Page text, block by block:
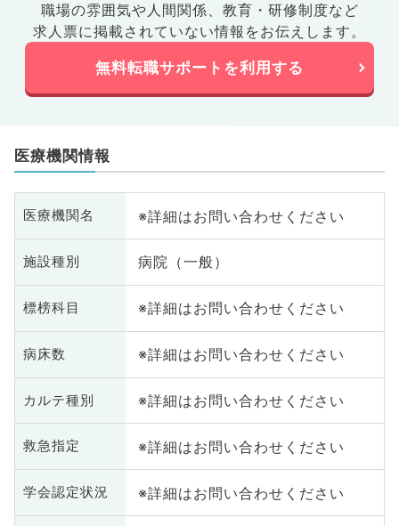
職場の雰囲気や人間関係、 教育・研修制度など
求人票に掲載されていない情報をお伝えします。
無料転職サポートを利用する
医療機関情報
医療機関名 ※詳細はお問い合わせください
施設種別 病院（一般）
標榜科目 ※詳細はお問い合わせください
病床数 ※詳細はお問い合わせください
カルテ種別 ※詳細はお問い合わせください
救急指定 ※詳細はお問い合わせください
学会認定状況 ※詳細はお問い合わせください